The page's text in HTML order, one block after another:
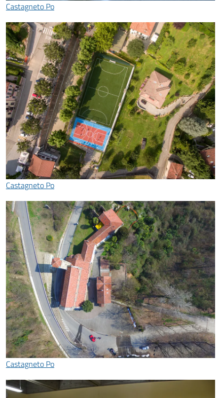
Castagneto Po
Castagneto Po
Castagneto Po